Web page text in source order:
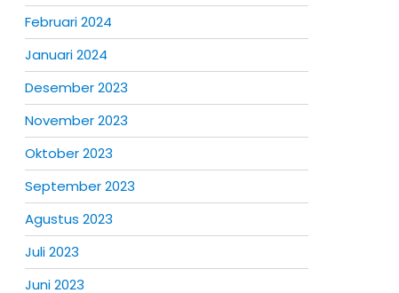
Februari 2024
Januari 2024
Desember 2023
November 2023
Oktober 2023
September 2023
Agustus 2023
Juli 2023
Juni 2023